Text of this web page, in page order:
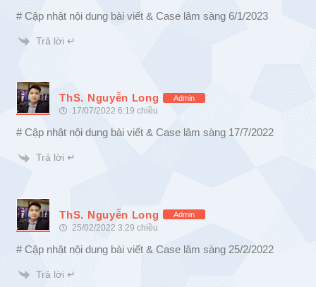
# Cập nhật nội dung bài viết & Case lâm sàng 6/1/2023
Trả lời ↵
ThS. Nguyễn Long Admin
17/07/2022 6:19 chiều
# Cập nhật nội dung bài viết & Case lâm sàng 17/7/2022
Trả lời ↵
ThS. Nguyễn Long Admin
25/02/2022 3:29 chiều
# Cập nhật nội dung bài viết & Case lâm sàng 25/2/2022
Trả lời ↵